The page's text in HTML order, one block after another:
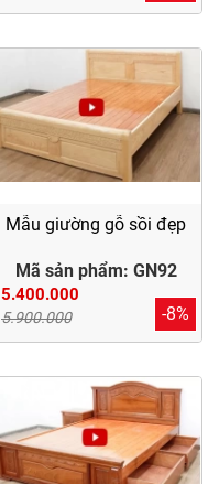
Mẫu giường gỗ sồi đẹp
Mã sản phẩm: GN92
5.400.000
5.900.000 -8%